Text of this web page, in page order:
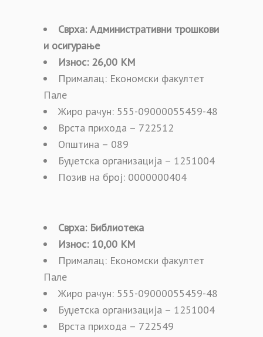
Сврха: Административни трошкови
и осигурање
Износ: 26,00 КМ
Прималац: Економски факултет
Пале
Жиро рачун: 555-09000055459-48
Врста прихода – 722512
Општина – 089
Буџетска организација – 1251004
Позив на број: 0000000404
Сврха: Библиотека
Износ: 10,00 КМ
Прималац: Економски факултет
Пале
Жиро рачун: 555-09000055459-48
Буџетска организација – 1251004
Врста прихода – 722549